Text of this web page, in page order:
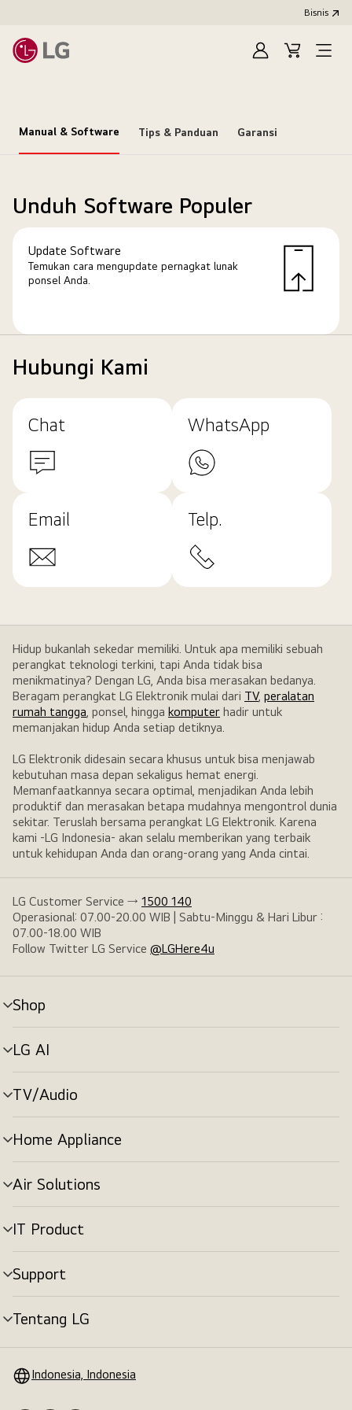
Bisnis
MasukKeranjang
Open
Manual & Software Tips & Panduan Garansi
Unduh Software Populer
Update Software
Temukan cara mengupdate pernagkat lunak
ponsel Anda.
Hubungi Kami
Chat WhatsApp
Email Telp.
Hidup bukanlah sekedar memiliki. Untuk apa memiliki sebuah
perangkat teknologi terkini, tapi Anda tidak bisa
menikmatinya? Dengan LG, Anda bisa merasakan bedanya.
Beragam perangkat LG Elektronik mulai dari TV, peralatan
rumah tangga, ponsel, hingga komputer hadir untuk
memanjakan hidup Anda setiap detiknya.
LG Elektronik didesain secara khusus untuk bisa menjawab
kebutuhan masa depan sekaligus hemat energi.
Memanfaatkannya secara optimal, menjadikan Anda lebih
produktif dan merasakan betapa mudahnya mengontrol dunia
sekitar. Teruslah bersama perangkat LG Elektronik. Karena
kami -LG Indonesia- akan selalu memberikan yang terbaik
untuk kehidupan Anda dan orang-orang yang Anda cintai.
LG Customer Service → 1500 140
Operasional: 07.00-20.00 WIB | Sabtu-Minggu & Hari Libur :
07.00-18.00 WIB
Follow Twitter LG Service @LGHere4u
Shop
tombol
menu
LG AI
tombol
menu
TV/Audio
tombol
menu
Home Appliance
tombol
menu
Air Solutions
tombol
menu
IT Product
tombol
menu
Support
tombol
menu
Tentang LG
tombol
Indonesia, Indonesia